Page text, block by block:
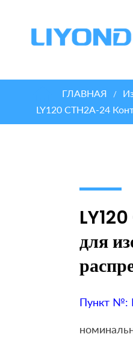
ГЛАВНАЯ /
LY120 CTH2A-24
для
Пункт №: